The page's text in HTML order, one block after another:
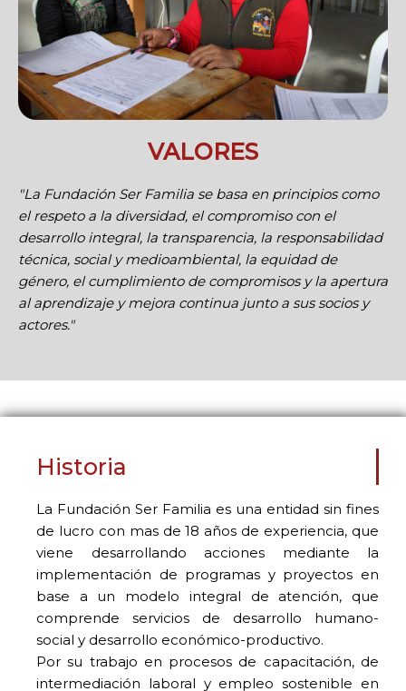
VALORES
"La Fundación Ser Familia se basa en principios como
el respeto a la diversidad, el compromiso con el
desarrollo integral, la transparencia, la responsabilidad
técnica, social y medioambiental, la equidad de
género, el cumplimiento de compromisos y la apertura
al aprendizaje y mejora continua junto a sus socios y
actores."
Historia
La Fundación Ser Familia es una entidad sin fines
de lucro con mas de 18 años de experiencia, que
viene desarrollando acciones mediante la
implementación de programas y proyectos en
base a un modelo integral de atención, que
comprende servicios de desarrollo humano-
social y desarrollo económico-productivo.
Por su trabajo en procesos de capacitación, de
intermediación laboral y empleo sostenible en